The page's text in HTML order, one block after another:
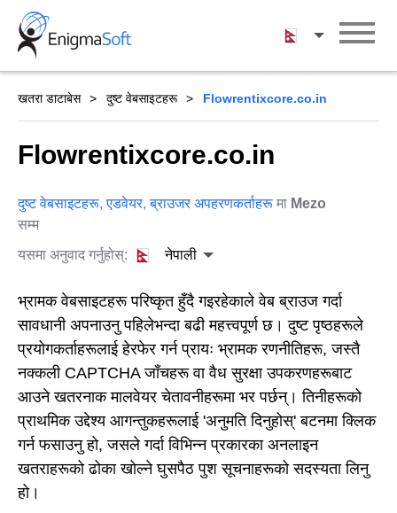
Skip
content
नेपाली
खतरा डाटाबेस दुष्ट वेबसाइटहरू Flowrentixcore.co.in
Flowrentixcore.co.in
दुष्ट वेबसाइटहरू,एडवेयर,ब्राउजर अपहरणकर्ताहरू मा Mezo
सम्म
यसमा अनुवाद गर्नुहोस्:
नेपाली
भ्रामक वेबसाइटहरू परिष्कृत हुँदै गइरहेकाले वेब ब्राउज गर्दा
सावधानी अपनाउनु पहिलेभन्दा बढी महत्त्वपूर्ण छ। दुष्ट पृष्ठहरूले
प्रयोगकर्ताहरूलाई हेरफेर गर्न प्रायः भ्रामक रणनीतिहरू, जस्तै
नक्कली CAPTCHA जाँचहरू वा वैध सुरक्षा उपकरणहरूबाट
आउने खतरनाक मालवेयर चेतावनीहरूमा भर पर्छन्। तिनीहरूको
प्राथमिक उद्देश्य आगन्तुकहरूलाई 'अनुमति दिनुहोस्' बटनमा क्लिक
गर्न फसाउनु हो, जसले गर्दा विभिन्न प्रकारका अनलाइन
खतराहरूको ढोका खोल्ने घुसपैठ पुश सूचनाहरूको सदस्यता लिनु
हो।